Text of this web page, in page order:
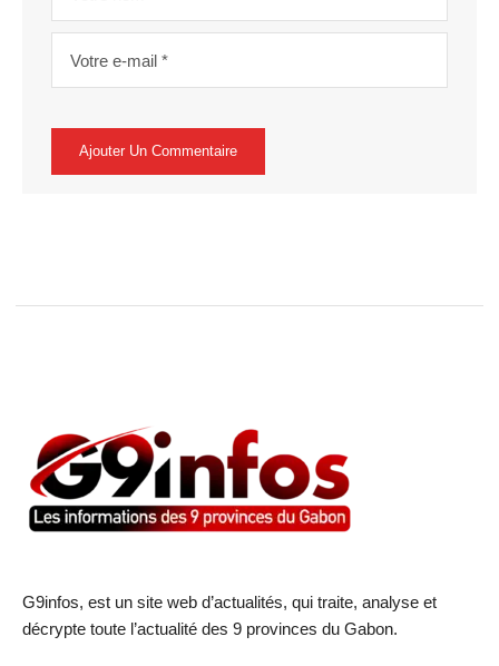
G9infos, est un site web d’actualités, qui traite, analyse et
décrypte toute l’actualité des 9 provinces du Gabon.